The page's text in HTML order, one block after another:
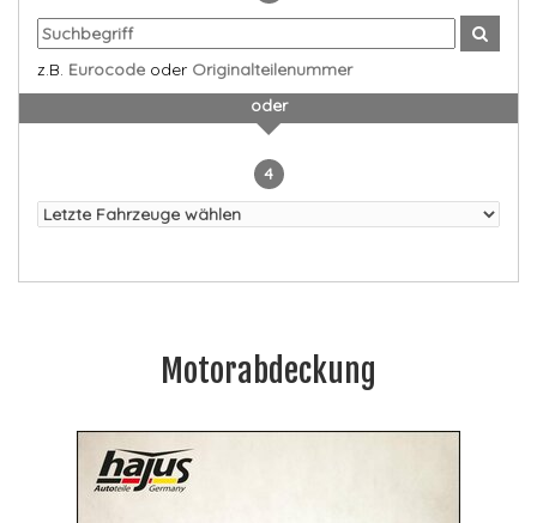
z.B. Eurocode oder Originalteilenummer
oder
4
Motorabdeckung